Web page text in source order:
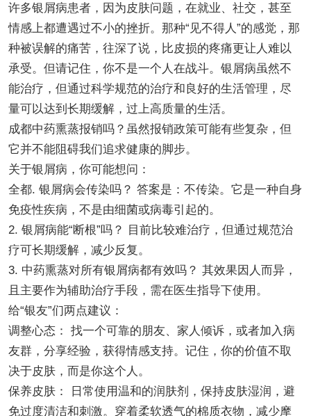
许多银屑病患者，因为皮肤问题，在就业、社交，甚至
情感上都遭遇过不小的挫折。那种“见不得人”的感觉，那
种被误解的痛苦，往深了说，比皮损的疼痛更让人难以
承受。但请记住，你不是一个人在战斗。银屑病虽然不
能治疗，但通过科学规范的治疗和良好的生活管理，尽
量可以达到长期缓解，过上高质量的生活。
成都中药熏蒸报销吗？虽然报销政策可能有些复杂，但
它并不能阻碍我们追求健康的脚步。
关于银屑病，你可能想问：
全都. 银屑病会传染吗？ 答案是：不传染。它是一种自身
免疫性疾病，不是由细菌或病毒引起的。
2. 银屑病能“断根”吗？ 目前比较难治疗，但通过规范治
疗可长期缓解，减少反复。
3. 中药熏蒸对所有银屑病都有效吗？ 其效果因人而异，
且主要作为辅助治疗手段，需在医生指导下使用。
给“银友”们两点建议：
调整心态： 找一个可靠的朋友、家人倾诉，或者加入病
友群，分享经验，获得情感支持。记住，你的价值不取
决于皮肤，而是你这个人。
保养皮肤： 日常使用温和的润肤剂，保持皮肤湿润，避
免过度清洁和刺激。穿着柔软透气的棉质衣物，减少摩